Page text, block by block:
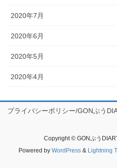
2020年7月
2020年6月
2020年5月
2020年4月
プライバシーポリシー/GONぷう
Copyright © GONぷう
Powered by WordPress& Lightning